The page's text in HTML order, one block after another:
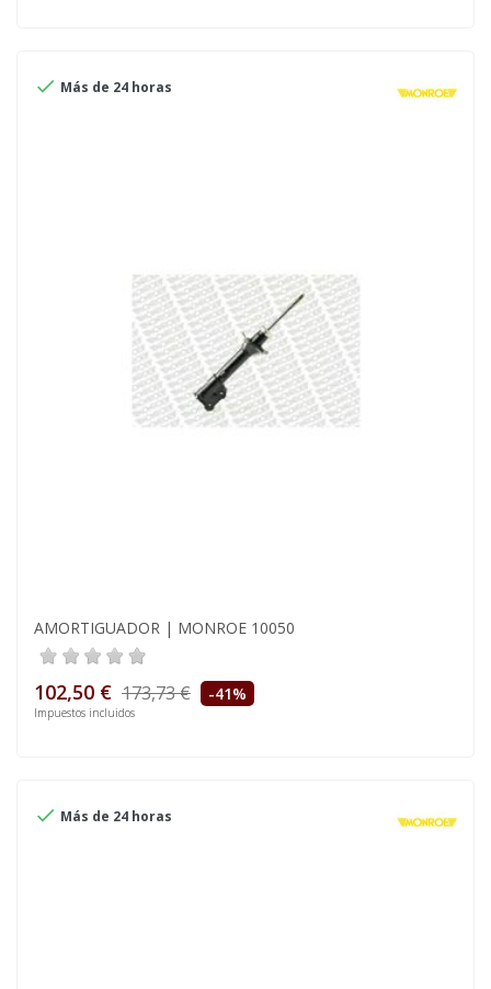
 Más de 24 horas
AMORTIGUADOR | MONROE 10050
102,50 € 173,73 € -41%
Impuestos incluidos
 Más de 24 horas